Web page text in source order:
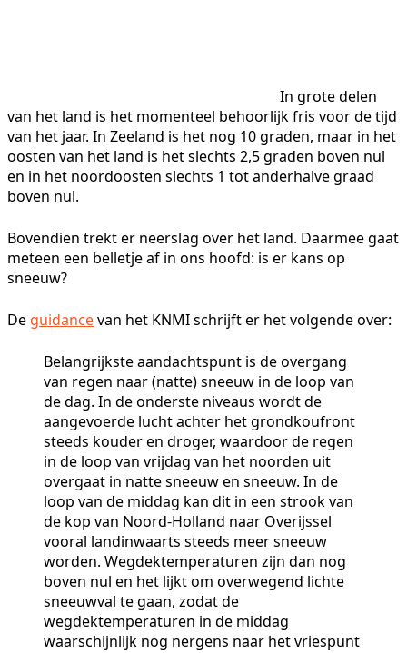
In grote delen
van het land is het momenteel behoorlijk fris voor de tijd
van het jaar. In Zeeland is het nog 10 graden, maar in het
oosten van het land is het slechts 2,5 graden boven nul
en in het noordoosten slechts 1 tot anderhalve graad
boven nul.
Bovendien trekt er neerslag over het land. Daarmee gaat
meteen een belletje af in ons hoofd: is er kans op
sneeuw?
De guidancevan het KNMI schrijft er het volgende over:
Belangrijkste aandachtspunt is de overgang
van regen naar (natte) sneeuw in de loop van
de dag. In de onderste niveaus wordt de
aangevoerde lucht achter het grondkoufront
steeds kouder en droger, waardoor de regen
in de loop van vrijdag van het noorden uit
overgaat in natte sneeuw en sneeuw. In de
loop van de middag kan dit in een strook van
de kop van Noord-Holland naar Overijssel
vooral landinwaarts steeds meer sneeuw
worden. Wegdektemperaturen zijn dan nog
boven nul en het lijkt om overwegend lichte
sneeuwval te gaan, zodat de
wegdektemperaturen in de middag
waarschijnlijk nog nergens naar het vriespunt